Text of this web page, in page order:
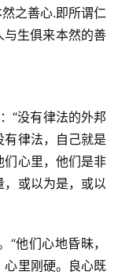
之善心.即所谓仁
与生俱来本然的善
“没有律法的外邦
律法，自己就是
们心里，他们是非
或以为是，或以
他们心地昏昧，
心里刚硬。良心既